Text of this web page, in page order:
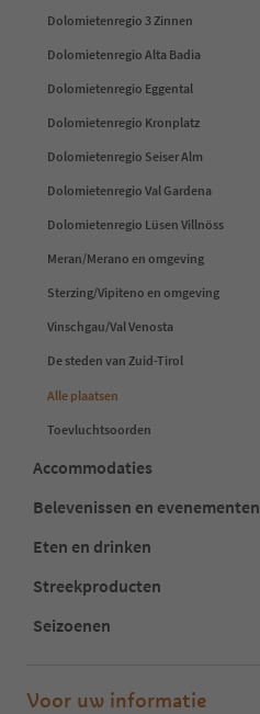
Dolomietenregio 3 Zinnen
Dolomietenregio Alta Badia
Dolomietenregio Eggental
Dolomietenregio Kronplatz
Dolomietenregio Seiser Alm
Dolomietenregio Val Gardena
Dolomietenregio Lüsen Villnöss
Meran/Merano en omgeving
Sterzing/Vipiteno en omgeving
Vinschgau/Val Venosta
De steden van Zuid-Tirol
Alle plaatsen
Toevluchtsoorden
Accommodaties
Belevenissen en evenementen
Eten en drinken
Streekproducten
Seizoenen
Voor uw informatie